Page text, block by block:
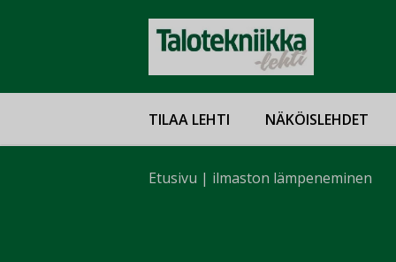
TILAA LEHTI NÄKÖISLEHDET
Etusivu | ilmaston lämpeneminen